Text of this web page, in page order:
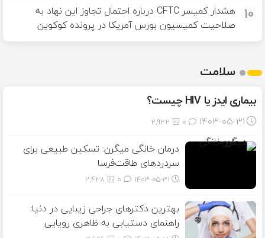
10
هشدار کمیسر CFTC درباره احتمال تجاوز این نهاد به
صلاحیت کمیسیون بورس آمریکا در پرونده کوکوین
سلامت
بیماری ایدز یا HIV چیست؟
۱۴۰۳-۰۵-۳۱ 2,922
درمان خانگی میگرن: تسکین طبیعی برای
سردردهای طاقت‌فرسا
۱۴۰۳-۰۵-۳۱ 2,428
بهترین دکترهای جراحی زیبایی در دنیا:
راهنمای دستیابی به ظاهری رویایی